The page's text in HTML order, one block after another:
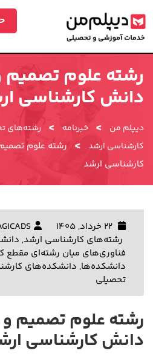
به
محتوا
رشته علوم
دانش کارشناسی
دیپلم من > خبرنامه > رشته‌های
کارشناسی ارشد >
رشته علوم
کارشناسی ارشد
رشته‌های کارشناسی ارشد,
فناوری‌های میان رشته‌ای مقطع
دانشکده‌ها, دانشکده‌های
تحصیلی
رشته علوم تصمیم
دانش کارشناسی